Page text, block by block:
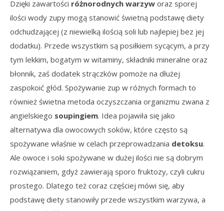
Dzięki zawartości różnorodnych warzyw oraz sporej
ilości wody zupy mogą stanowić świetną podstawę diety
odchudzającej (z niewielką ilością soli lub najlepiej bez jej
dodatku). Przede wszystkim są posiłkiem sycącym, a przy
tym lekkim, bogatym w witaminy, składniki mineralne oraz
błonnik, zaś dodatek strączków pomoże na dłużej
zaspokoić głód. Spożywanie zup w różnych formach to
również świetna metoda oczyszczania organizmu zwana z
angielskiego soupingiem. Idea pojawiła się jako
alternatywa dla owocowych soków, które często są
spożywane właśnie w celach przeprowadzania detoksu.
Ale owoce i soki spożywane w dużej ilości nie są dobrym
rozwiązaniem, gdyż zawierają sporo fruktozy, czyli cukru
prostego. Dlatego też coraz częściej mówi się, aby
podstawę diety stanowiły przede wszystkim warzywa, a